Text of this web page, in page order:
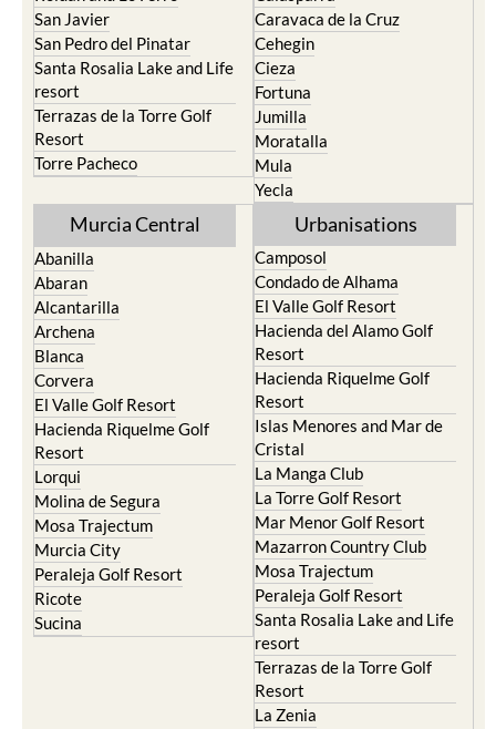
San Javier
San Pedro del Pinatar
Santa Rosalia Lake and Life
resort
Terrazas de la Torre Golf
Resort
Torre Pacheco
Caravaca de la Cruz
Cehegin
Cieza
Fortuna
Jumilla
Moratalla
Mula
Yecla
Murcia Central
Abanilla
Abaran
Alcantarilla
Archena
Blanca
Corvera
El Valle Golf Resort
Hacienda Riquelme Golf
Resort
Lorqui
Molina de Segura
Mosa Trajectum
Murcia City
Peraleja Golf Resort
Ricote
Sucina
Urbanisations
Camposol
Condado de Alhama
El Valle Golf Resort
Hacienda del Alamo Golf
Resort
Hacienda Riquelme Golf
Resort
Islas Menores and Mar de
Cristal
La Manga Club
La Torre Golf Resort
Mar Menor Golf Resort
Mazarron Country Club
Mosa Trajectum
Peraleja Golf Resort
Santa Rosalia Lake and Life
resort
Terrazas de la Torre Golf
Resort
La Zenia